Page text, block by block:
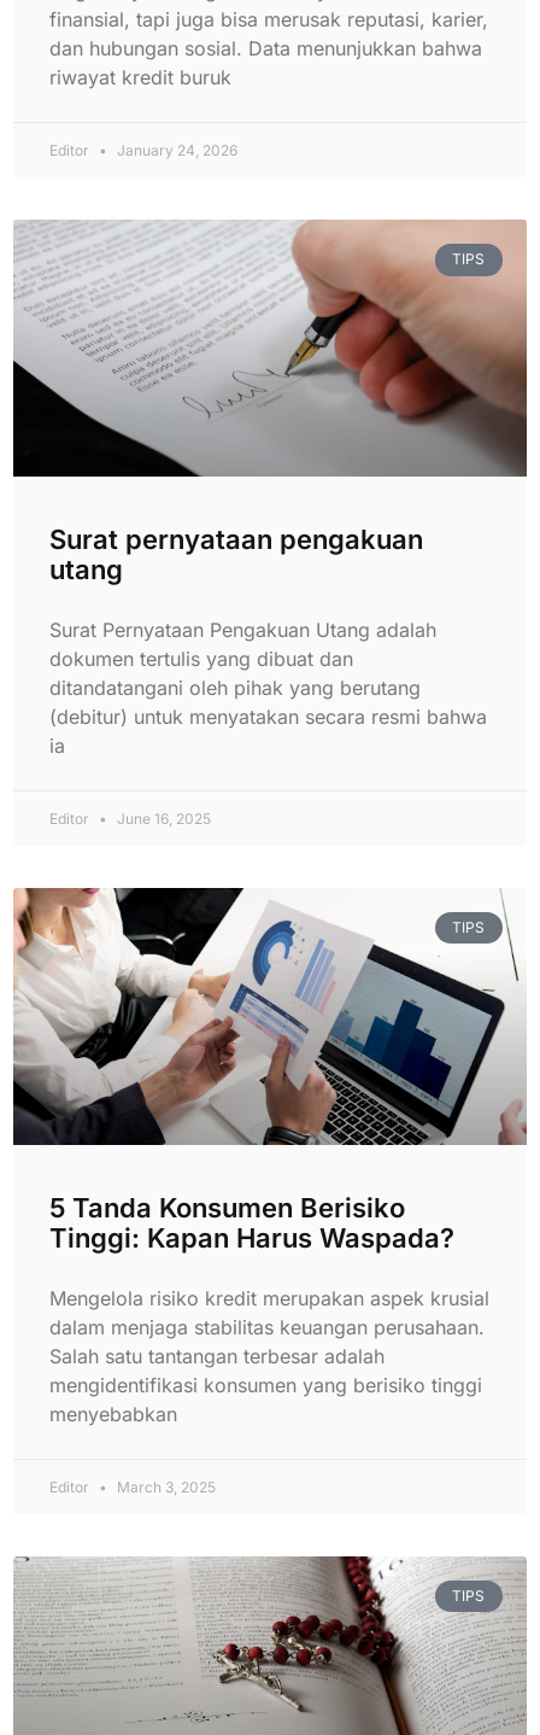
finansial, tapi juga bisa merusak reputasi, karier,
dan hubungan sosial. Data menunjukkan bahwa
riwayat kredit buruk
Editor January 24, 2026
TIPS
Surat pernyataan pengakuan
utang
Surat Pernyataan Pengakuan Utang adalah
dokumen tertulis yang dibuat dan
ditandatangani oleh pihak yang berutang
(debitur) untuk menyatakan secara resmi bahwa
ia
Editor June 16, 2025
TIPS
5 Tanda Konsumen Berisiko
Tinggi: Kapan Harus Waspada?
Mengelola risiko kredit merupakan aspek krusial
dalam menjaga stabilitas keuangan perusahaan.
Salah satu tantangan terbesar adalah
mengidentifikasi konsumen yang berisiko tinggi
menyebabkan
Editor March 3, 2025
TIPS